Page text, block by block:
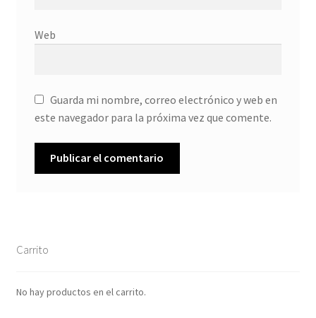
Web
Guarda mi nombre, correo electrónico y web en
este navegador para la próxima vez que comente.
Carrito
No hay productos en el carrito.